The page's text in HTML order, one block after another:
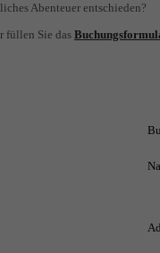
Abenteuer entschieden?
füllen Sie das